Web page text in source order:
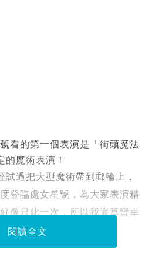
看的第一個表演是「街頭魔法
魔術表演！
過把大型魔術帶到郵輪上，
登臨處女星號，為大家表演精
像只此一次，所以我還算蠻幸
閱讀全文